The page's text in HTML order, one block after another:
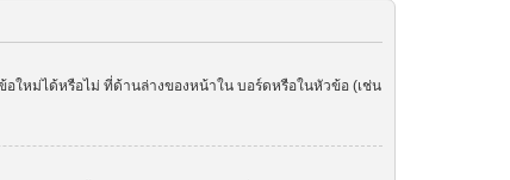
หม่ได้หรือไม่ ที่ด้านล่างของหน้าใน บอร์ดหรือในหัวข้อ (เช่น